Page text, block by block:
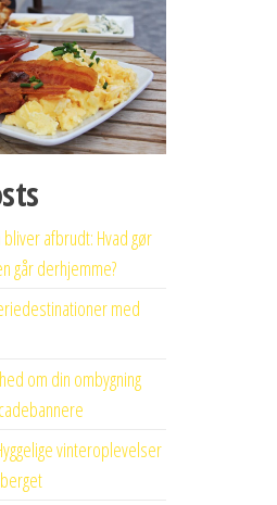
afbrudt: Hvad gør
går derhjemme?
med
om din ombygning
vinteroplevelser